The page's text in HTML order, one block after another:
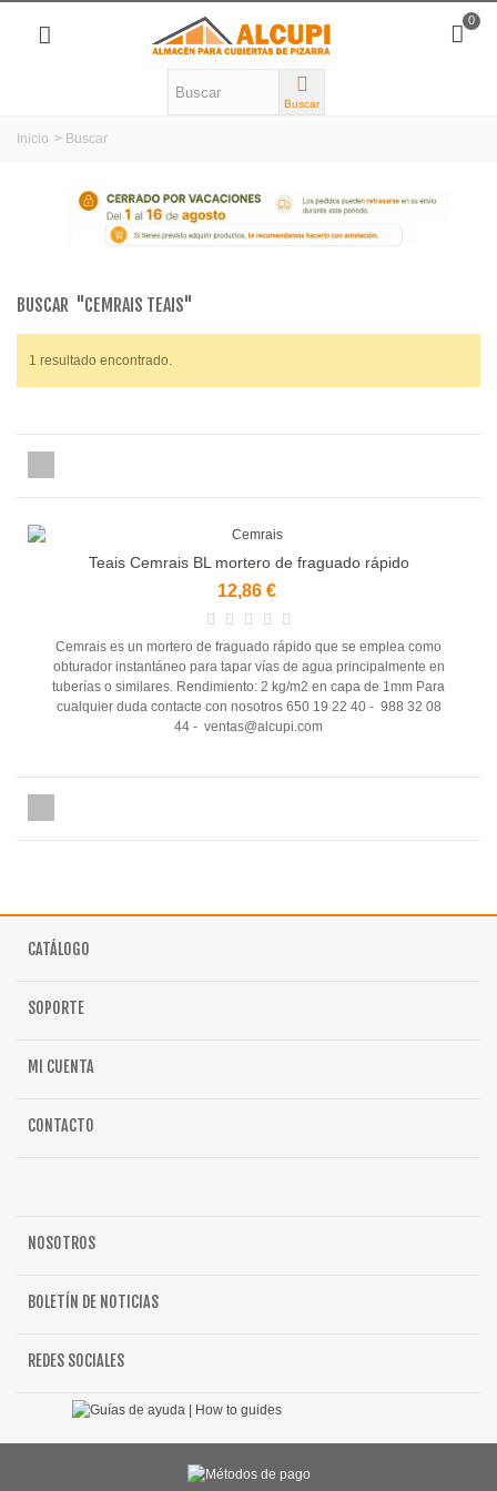
0
Buscar
Inicio > Buscar
BUSCAR "CEMRAIS TEAIS"
1 resultado encontrado.
Teais Cemrais BL mortero de fraguado rápido
12,86 €
Cemrais es un mortero de fraguado rápido que se emplea como
obturador instantáneo para tapar vías de agua principalmente en
tuberías o similares. Rendimiento: 2 kg/m2 en capa de 1mm Para
cualquier duda contacte con nosotros 650 19 22 40 - 988 32 08
44 - ventas@alcupi.com
CATÁLOGO
SOPORTE
MI CUENTA
CONTACTO
NOSOTROS
BOLETÍN DE NOTICIAS
REDES SOCIALES